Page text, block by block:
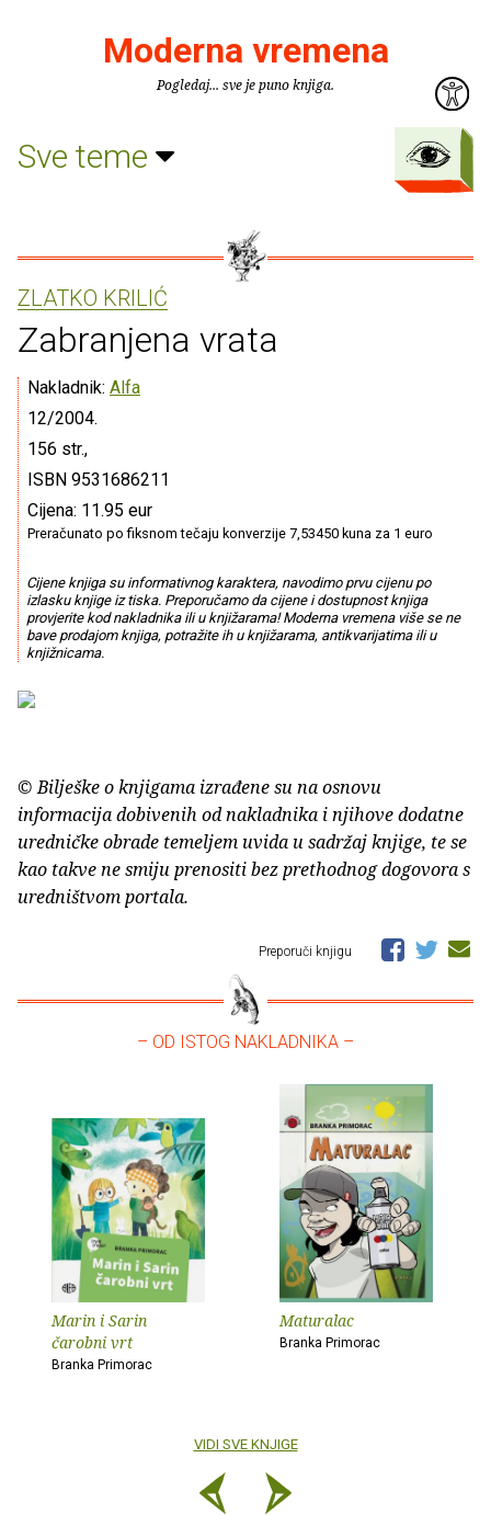
Moderna vremena
Pogledaj... sve je puno knjiga.
Sve teme
ZLATKO KRILIĆ
Zabranjena vrata
Nakladnik: Alfa
12/2004.
156 str.,
ISBN 9531686211
Cijena: 11.95 eur
Preračunato po fiksnom tečaju konverzije 7,53450 kuna za 1 euro
Cijene knjiga su informativnog karaktera, navodimo prvu cijenu po
izlasku knjige iz tiska. Preporučamo da cijene i dostupnost knjiga
provjerite kod nakladnika ili u knjižarama! Moderna vremena više se ne
bave prodajom knjiga, potražite ih u knjižarama, antikvarijatima ili u
knjižnicama.
© Bilješke o knjigama izrađene su na osnovu
informacija dobivenih od nakladnika i njihove dodatne
uredničke obrade temeljem uvida u sadržaj knjige, te se
kao takve ne smiju prenositi bez prethodnog dogovora s
uredništvom portala.
Preporuči knjigu
– OD ISTOG NAKLADNIKA –
Marin i Sarin
čarobni vrt
Branka Primorac
Maturalac
Branka Primorac
VIDI SVE KNJIGE